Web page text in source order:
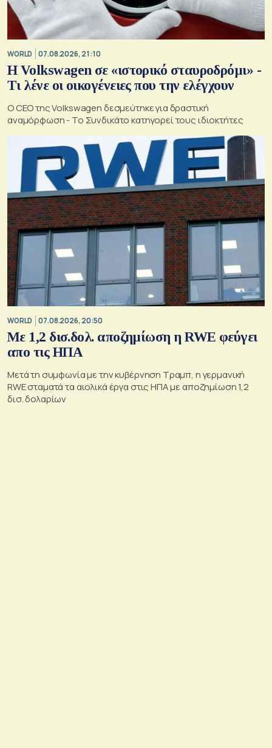
WORLD 07.08.2026, 21:10
Η Volkswagen σε «ιστορικό σταυροδρόμι» -
Τι λένε οι οικογένειες που την ελέγχουν
Ο CEO της Volkswagen δεσμεύτηκε για δραστική
αναμόρφωση - Το Συνδικάτο κατηγορεί τους ιδιοκτήτες
WORLD 07.08.2026, 20:50
Με 1,2 δισ.δολ. αποζημίωση η RWE φεύγει
απο τις ΗΠΑ
Μετά τη συμφωνία με την κυβέρνηση Τραμπ, η γερμανική
RWE σταματά τα αιολικά έργα στις ΗΠΑ με αποζημίωση 1,2
δισ. δολαρίων